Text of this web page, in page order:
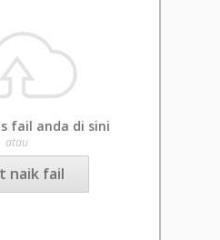
fail anda di sini
atau
naik fail